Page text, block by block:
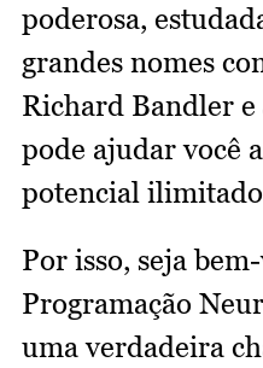
poderosa,
grandes nomes
Richard Bandler
pode ajudar você
potencial
Por isso, seja
Programação
uma verdadeira